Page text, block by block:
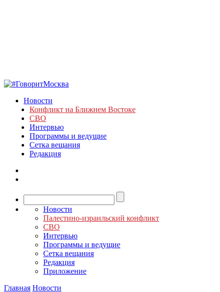
Новости
Конфликт на Ближнем Востоке
СВО
Интервью
Программы и ведущие
Сетка вещания
Редакция
Новости
Палестино-израильский конфликт
СВО
Интервью
Программы и ведущие
Сетка вещания
Редакция
Приложение
Главная Новости